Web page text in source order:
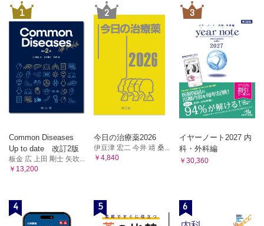
1
Common Diseases
Up to date 改訂2版
板金 広 上田 剛士 矢吹...
￥13,200
2
今日の治療薬2026
伊豆津 宏二 今井 靖 桑...
￥4,840
3
イヤーノート2027 内
科・外科編
￥30,360
4 5 6